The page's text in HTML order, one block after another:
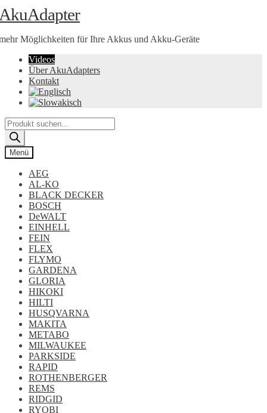
Zur
Navigation
Zum
Inhalt
Möglichkeiten für Ihre Akkus und Akku-Geräte
Videos
Über AkuAdapters
Kontakt
Products
search
Menü
AEG
AL-KO
BLACK DECKER
BOSCH
DeWALT
EINHELL
FEIN
FLEX
FLYMO
GARDENA
GLORIA
HIKOKI
HILTI
HUSQVARNA
MAKITA
METABO
MILWAUKEE
PARKSIDE
RAPID
ROTHENBERGER
REMS
RIDGID
RYOBI